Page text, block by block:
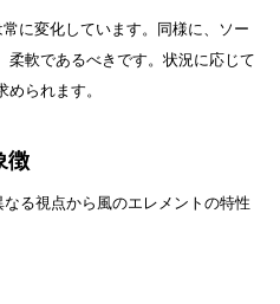
に変化しています。同様に、ソー
柔軟であるべきです。状況に応じて
られます。
徴
る視点から風のエレメントの特性